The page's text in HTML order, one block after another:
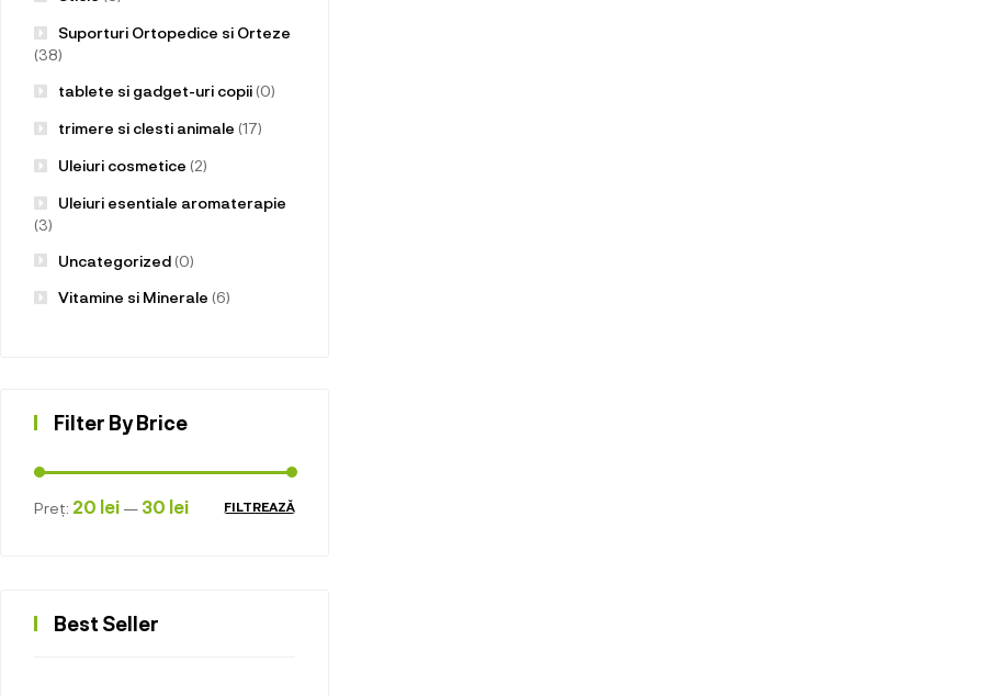
Suporturi Ortopedice si Orteze
(38)
tablete si gadget-uri copii(0)
trimere si clesti animale (17)
Uleiuri cosmetice (2)
Uleiuri esentiale aromaterapie
(3)
Uncategorized(0)
Vitamine si Minerale (6)
Filter By Brice
FILTREAZĂ
Preț: 20 lei — 30 lei
Best Seller